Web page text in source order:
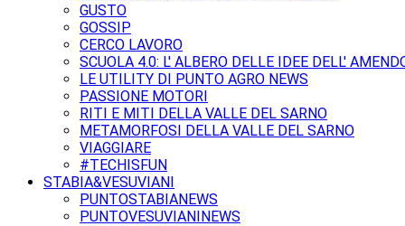
GUSTO
GOSSIP
CERCO LAVORO
SCUOLA 4.0: L' ALBERO DELLE IDEE DELL'
LE UTILITY DI PUNTO AGRO NEWS
PASSIONE MOTORI
RITI E MITI DELLA VALLE DEL SARNO
METAMORFOSI DELLA VALLE DEL SARNO
VIAGGIARE
#TECHISFUN
STABIA&VESUVIANI
PUNTOSTABIANEWS
PUNTOVESUVIANINEWS